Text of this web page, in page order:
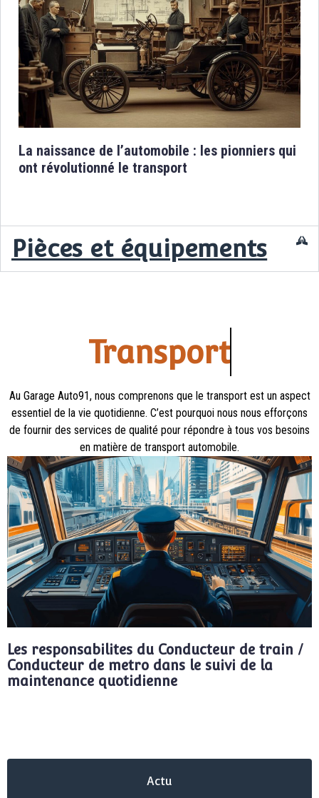
La naissance de l’automobile : les pionniers qui
ont révolutionné le transport
Pièces et équipements
Transport
Au Garage Auto91, nous comprenons que le transport est un aspect
essentiel de la vie quotidienne. C’est pourquoi nous nous efforçons
de fournir des services de qualité pour répondre à tous vos besoins
en matière de transport automobile.
Les responsabilites du Conducteur de train /
Conducteur de metro dans le suivi de la
maintenance quotidienne
Actu